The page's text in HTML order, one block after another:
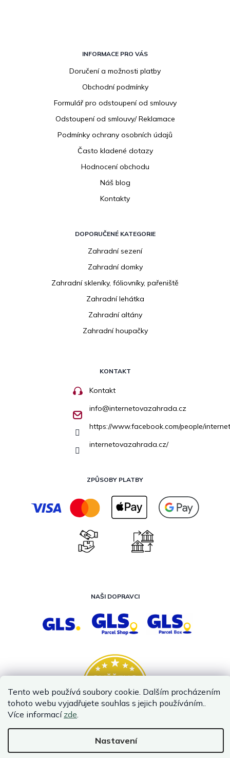
Tento web používá soubory cookie. Dalším procházením
tohoto webu vyjadřujete souhlas s jejich používáním..
Více informací zde.
Nastavení
INFORMACE PRO VÁS
Doručení a možnosti platby
Obchodní podmínky
Formulář pro odstoupení od smlouvy
Odstoupení od smlouvy/ Reklamace
Podmínky ochrany osobních údajů
Často kladené dotazy
Hodnocení obchodu
Náš blog
Kontakty
DOPORUČENÉ KATEGORIE
Zahradní sezení
Zahradní domky
Zahradní skleníky, fóliovníky, pařeniště
Zahradní lehátka
Zahradní altány
Zahradní houpačky
KONTAKT
Kontakt
info@internetovazahrada.cz
https://www.facebook.com/people/
internetovazahrada.cz/
ZPŮSOBY PLATBY
NAŠI DOPRAVCI